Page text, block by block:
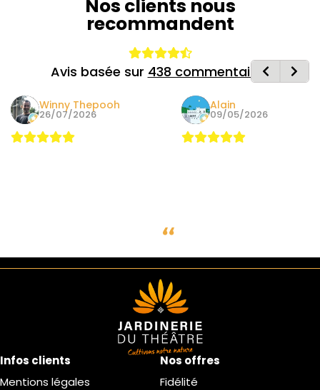
Nos clients nous
recommandent
Avis basée sur 438 commentaires
Winny Thepooh
26/07/2026
Alain
09/05/2026
Infos clients
Mentions légales
Nos offres
Fidélité